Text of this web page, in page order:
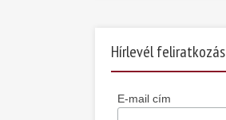
Hírlevél feliratkozás
E-mail cím